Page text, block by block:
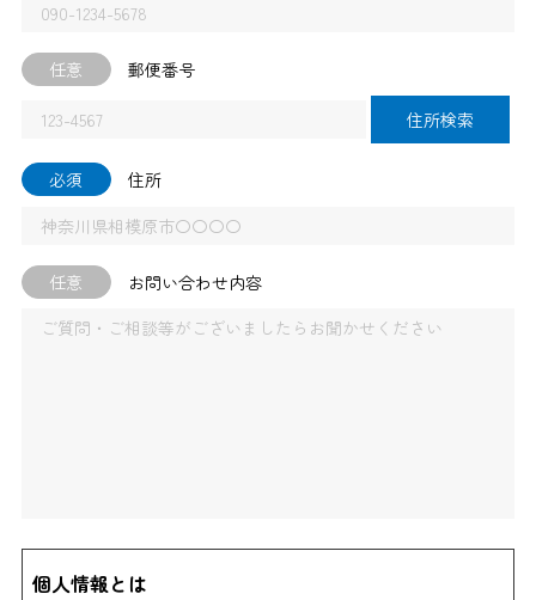
任意 郵便番号
住所検索
必須 住所
任意 お問い合わせ内容
個人情報とは